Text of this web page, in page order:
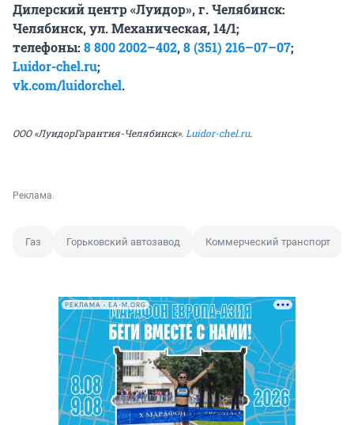
Дилерский центр «Луидор», г. Челябинск:
Челябинск, ул. Механическая, 14/1;
телефоны: 8 800 2002–402,8 (351) 216–07–07;
Luidor-chel.ru;
vk.com/luidorchel.
ООО «ЛуидорГарантия-Челябинск». Luidor-chel.ru.
Реклама.
Газ Горьковский автозавод Коммерческий транспорт
РЕКЛАМА • EA-M.ORG